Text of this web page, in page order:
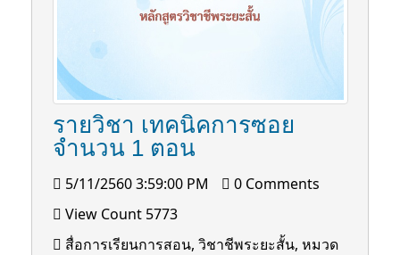
รายวิชา เทคนิคการซอย
จำนวน 1 ตอน
5/11/2560 3:59:00 PM
0 Comments
View Count 5773
สื่อการเรียนการสอน, วิชาชีพระยะสั้น, หมวด